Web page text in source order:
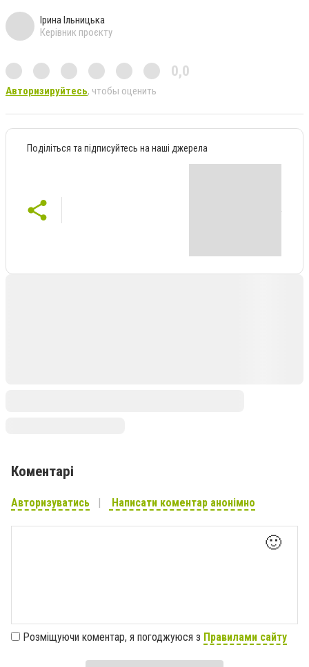
Ірина Ільницька
Керівник проєкту
0,0
Авторизируйтесь, чтобы оценить
Поділіться та підписуйтесь на наші джерела
Коментарі
Авторизуватись Написати коментар анонімно
🙂
Розміщуючи коментар, я погоджуюся з Правилами сайту